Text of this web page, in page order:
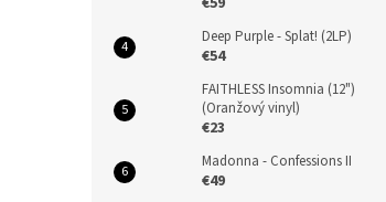
Deep Purple - Splat! (2LP)
€54
FAITHLESS Insomnia (12")
(Oranžový vinyl)
€23
Madonna - Confessions II
€49